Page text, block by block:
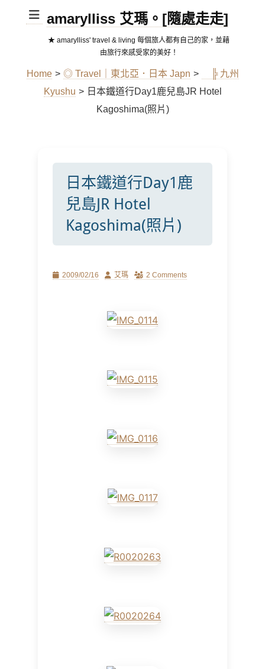
amarylliss 艾瑪。[隨處走走]
★ amarylliss' travel & living 每個旅人都有自己的家，並藉
由旅行來感受家的美好！
Home > ◎ Travel｜東北亞．日本 Japn >
╠ 九州
Kyushu > 日本鐵道行Day1鹿兒島JR Hotel
Kagoshima(照片)
日本鐵道行Day1鹿
兒島JR Hotel
Kagoshima(照片)
Posted
2009/02/16 Author
艾瑪 2 Comments